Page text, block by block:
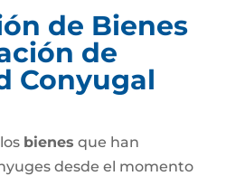
de Bienes
de
Conyugal
bienes que han
desde el momento